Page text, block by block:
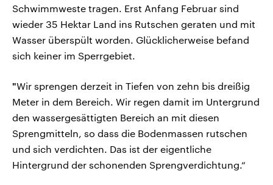
Schwimmweste tragen. Erst Anfang Februar sind
wieder 35 Hektar Land ins Rutschen geraten und mit
Wasser überspült worden. Glücklicherweise befand
sich keiner im Sperrgebiet.
"Wir sprengen derzeit in Tiefen von zehn bis dreißig
Meter in dem Bereich. Wir regen damit im Untergrund
den wassergesättigten Bereich an mit diesen
Sprengmitteln, so dass die Bodenmassen rutschen
und sich verdichten. Das ist der eigentliche
Hintergrund der schonenden Sprengverdichtung.“